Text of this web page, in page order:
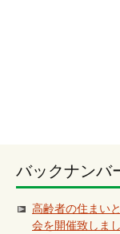
バックナンバ
高齢者の住まい
会を開催致しま